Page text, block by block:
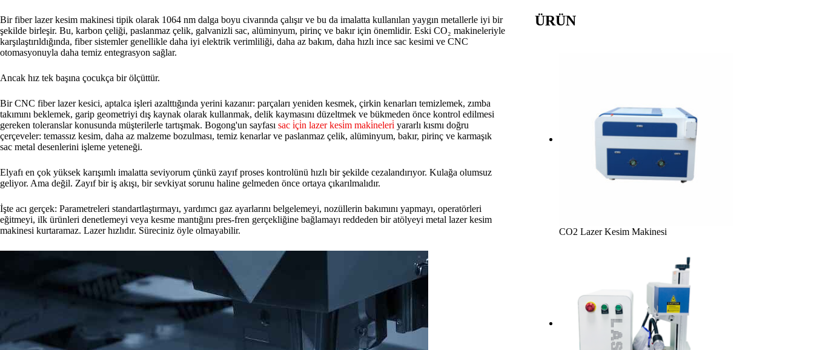
Bir fiber lazer kesim makinesi tipik olarak 1064 nm dalga boyu civarında çalışır ve bu da imalatta kullanılan yaygın metallerle iyi bir
şekilde birleşir. Bu, karbon çeliği, paslanmaz çelik, galvanizli sac, alüminyum, pirinç ve bakır için önemlidir. Eski CO₂ makineleriyle
karşılaştırıldığında, fiber sistemler genellikle daha iyi elektrik verimliliği, daha az bakım, daha hızlı ince sac kesimi ve CNC
otomasyonuyla daha temiz entegrasyon sağlar.
Ancak hız tek başına çocukça bir ölçüttür.
Bir CNC fiber lazer kesici, aptalca işleri azalttığında yerini kazanır: parçaları yeniden kesmek, çirkin kenarları temizlemek, zımba
takımını beklemek, garip geometriyi dış kaynak olarak kullanmak, delik kaymasını düzeltmek ve bükmeden önce kontrol edilmesi
gereken toleranslar konusunda müşterilerle tartışmak. Bogong'un sayfası sac i̇çi̇n lazer kesi̇m maki̇neleri̇ yararlı kısmı doğru
çerçeveler: temassız kesim, daha az malzeme bozulması, temiz kenarlar ve paslanmaz çelik, alüminyum, bakır, pirinç ve karmaşık
sac metal desenlerini işleme yeteneği.
Elyafı en çok yüksek karışımlı imalatta seviyorum çünkü zayıf proses kontrolünü hızlı bir şekilde cezalandırıyor. Kulağa olumsuz
geliyor. Ama değil. Zayıf bir iş akışı, bir sevkiyat sorunu haline gelmeden önce ortaya çıkarılmalıdır.
İşte acı gerçek: Parametreleri standartlaştırmayı, yardımcı gaz ayarlarını belgelemeyi, nozüllerin bakımını yapmayı, operatörleri
eğitmeyi, ilk ürünleri denetlemeyi veya kesme mantığını pres-fren gerçekliğine bağlamayı reddeden bir atölyeyi metal lazer kesim
makinesi kurtaramaz. Lazer hızlıdır. Süreciniz öyle olmayabilir.
ÜRÜN
CO2 Lazer Kesim Makinesi